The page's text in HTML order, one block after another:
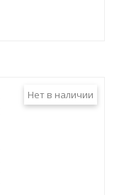
Нет в наличии